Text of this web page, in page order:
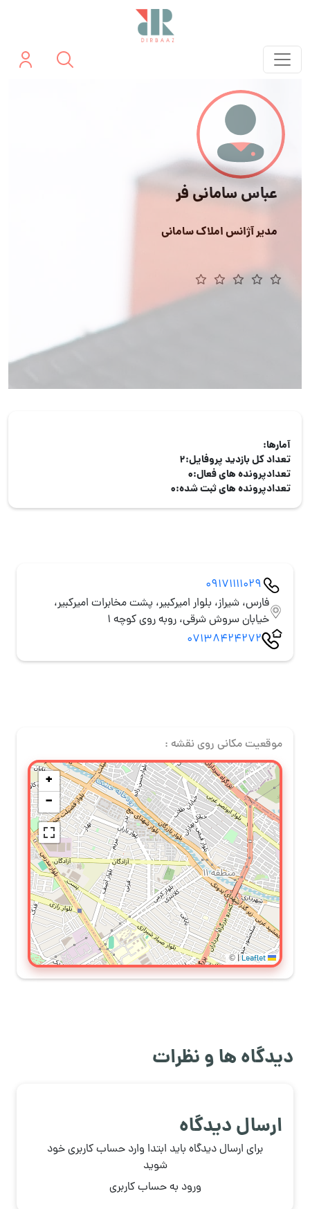
عباس سامانی فر
مدیر آژانس املاک سامانی
آمارها:
تعداد کل بازدید پروفایل:2
تعدادپرونده های فعال:0
تعدادپرونده های ثبت شده:0
09171111029
فارس، شیراز، بلوار امیرکبیر، پشت مخابرات امیرکبیر،
خیابان سروش شرقی، روبه روی کوچه 1
07138424272
موقعیت مکانی روی نقشه :
+
−
|
©
دیدگاه ها و نظرات
ارسال دیدگاه
برای ارسال دیدگاه باید ابتدا وارد حساب کاربری خود
شوید
ورود به حساب کاربری